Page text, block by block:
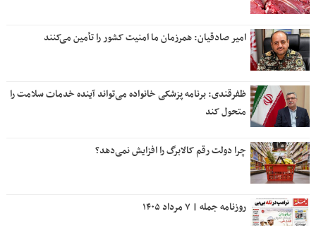
امیر صادقیان: همرزمان ما امنیت کشور را تأمین می‌کنند
ظفرقندی: برنامه پزشکی خانواده می‌تواند آینده خدمات سلامت را
متحول کند
چرا دولت رقم کالابرگ را افزایش نمی‌دهد؟
روزنامه جمله | ۷ مرداد ۱۴۰۵